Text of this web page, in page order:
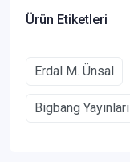
Ürün Etiketleri
Erdal M. Ünsal
Bigbang Yayınları